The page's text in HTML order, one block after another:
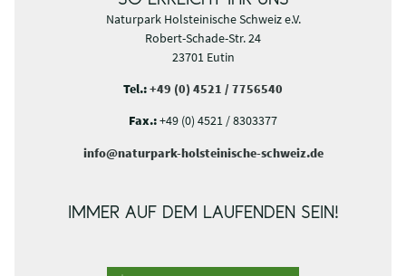
Naturpark Holsteinische Schweiz e.V.
Robert-Schade-Str. 24
23701 Eutin
Tel.:+49 (0) 4521 / 7756540
Fax.:+49 (0) 4521 / 8303377
info@naturpark-holsteinische-schweiz.de
IMMER AUF DEM LAUFENDEN SEIN!